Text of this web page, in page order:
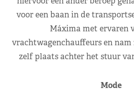
voor een baan in de
Máxima met ervaren
vrachtwagenchauffeurs en nam
zelf plaats achter het stuur
Mode